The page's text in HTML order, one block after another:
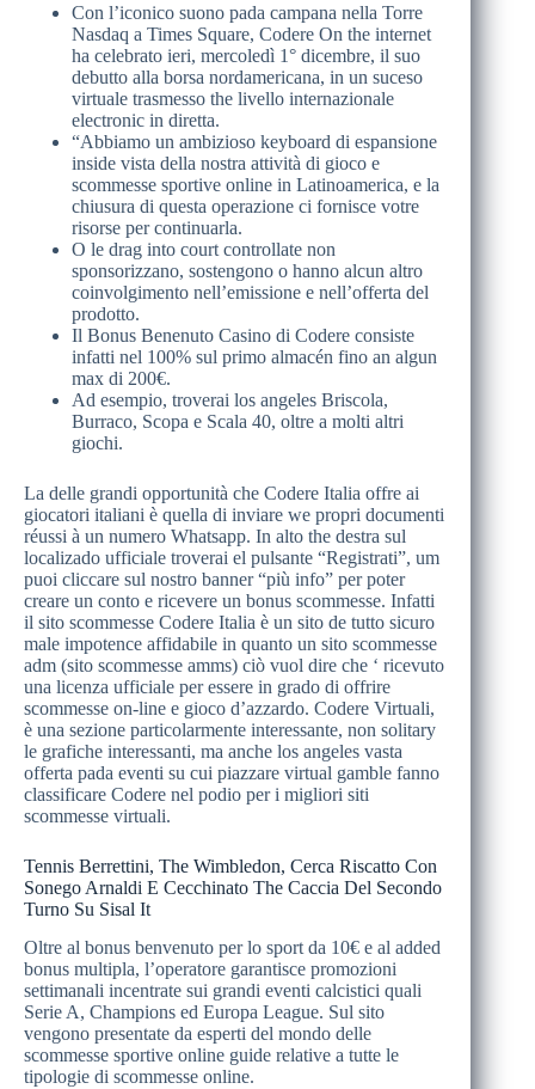
Con l’iconico suono pada campana nella Torre
Nasdaq a Times Square, Codere On the internet
ha celebrato ieri, mercoledì 1° dicembre, il suo
debutto alla borsa nordamericana, in un suceso
virtuale trasmesso the livello internazionale
electronic in diretta.
“Abbiamo un ambizioso keyboard di espansione
inside vista della nostra attività di gioco e
scommesse sportive online in Latinoamerica, e la
chiusura di questa operazione ci fornisce votre
risorse per continuarla.
O le drag into court controllate non
sponsorizzano, sostengono o hanno alcun altro
coinvolgimento nell’emissione e nell’offerta del
prodotto.
Il Bonus Benenuto Casino di Codere consiste
infatti nel 100% sul primo almacén fino an algun
max di 200€.
Ad esempio, troverai los angeles Briscola,
Burraco, Scopa e Scala 40, oltre a molti altri
giochi.
La delle grandi opportunità che Codere Italia offre ai
giocatori italiani è quella di inviare we propri documenti
réussi à un numero Whatsapp. In alto the destra sul
localizado ufficiale troverai el pulsante “Registrati”, um
puoi cliccare sul nostro banner “più info” per poter
creare un conto e ricevere un bonus scommesse. Infatti
il sito scommesse Codere Italia è un sito de tutto sicuro
male impotence affidabile in quanto un sito scommesse
adm (sito scommesse amms) ciò vuol dire che ‘ ricevuto
una licenza ufficiale per essere in grado di offrire
scommesse on-line e gioco d’azzardo. Codere Virtuali,
è una sezione particolarmente interessante, non solitary
le grafiche interessanti, ma anche los angeles vasta
offerta pada eventi su cui piazzare virtual gamble fanno
classificare Codere nel podio per i migliori siti
scommesse virtuali.
Tennis Berrettini, The Wimbledon, Cerca Riscatto Con
Sonego Arnaldi E Cecchinato The Caccia Del Secondo
Turno Su Sisal It
Oltre al bonus benvenuto per lo sport da 10€ e al added
bonus multipla, l’operatore garantisce promozioni
settimanali incentrate sui grandi eventi calcistici quali
Serie A, Champions ed Europa League. Sul sito
vengono presentate da esperti del mondo delle
scommesse sportive online guide relative a tutte le
tipologie di scommesse online.